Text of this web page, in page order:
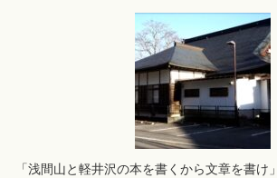
「浅間山と軽井沢の本を書くから文章を書け